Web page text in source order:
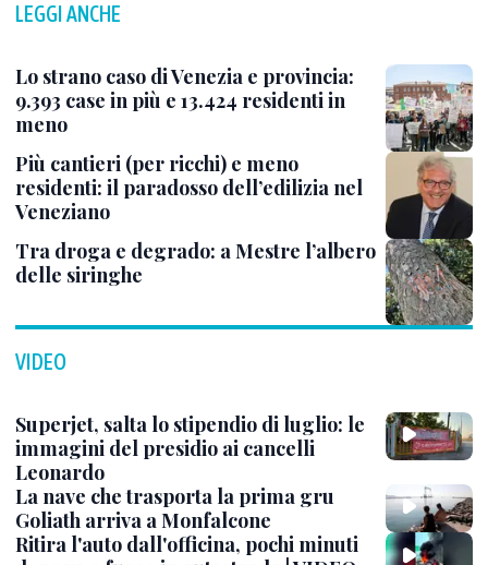
LEGGI ANCHE
Lo strano caso di Venezia e provincia:
9.393 case in più e 13.424 residenti in
meno
Più cantieri (per ricchi) e meno
residenti: il paradosso dell’edilizia nel
Veneziano
Tra droga e degrado: a Mestre l’albero
delle siringhe
VIDEO
Superjet, salta lo stipendio di luglio: le
immagini del presidio ai cancelli
Leonardo
La nave che trasporta la prima gru
Goliath arriva a Monfalcone
Ritira l'auto dall'officina, pochi minuti